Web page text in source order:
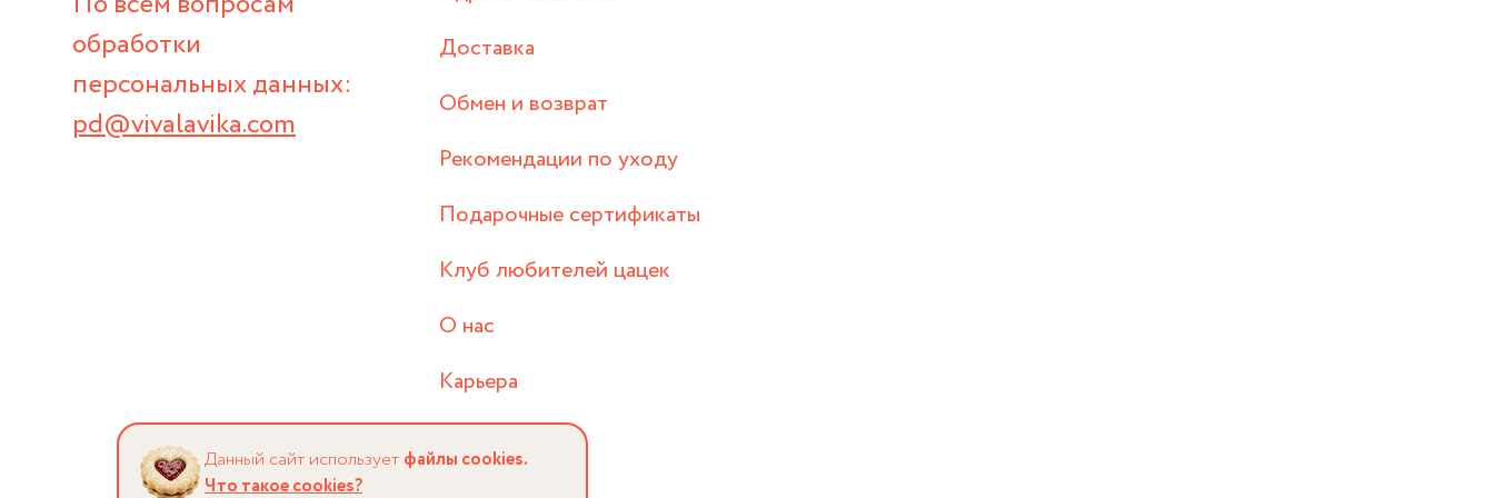
обработки
персональных данных:
pd@vivalavika.com
Доставка
Обмен и возврат
Рекомендации по уходу
Подарочные сертификаты
Клуб любителей цацек
О нас
Карьера
Данный сайт использует файлы cookies.
Что такое cookies?